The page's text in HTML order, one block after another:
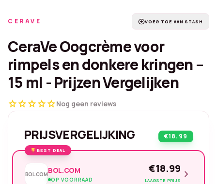
CERAVE add_circleVOEG TOE AAN STASH
CeraVe Oogcrème voor
rimpels en donkere kringen –
15 ml - Prijzen Vergelijken
starstarstarstarstarNog geen reviews
PRIJSVERGELIJKING €18.99
BEST DEAL
BOL.COMBOL.COM
OP VOORRAAD
€18.99
LAAGSTE PRIJS chevron_right